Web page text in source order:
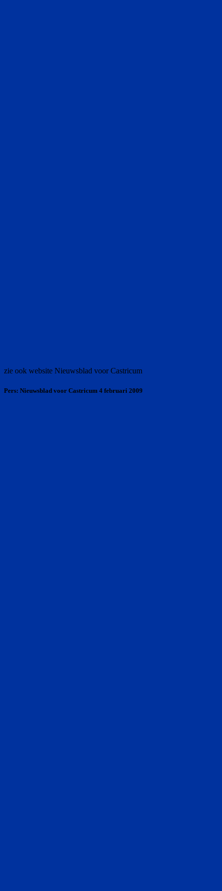
zie ook website Nieuwsblad voor Castricum
Pers: Nieuwsblad voor Castricum 4 februari 2009